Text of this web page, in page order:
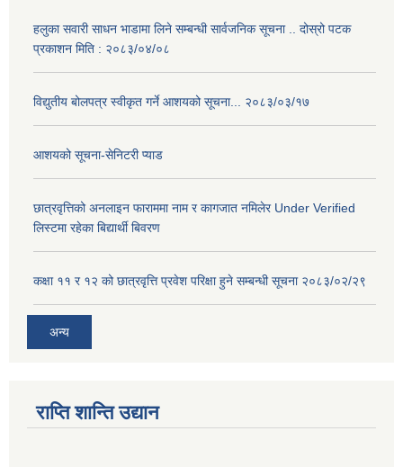
हलुका सवारी साधन भाडामा लिने सम्बन्धी सार्वजनिक सूचना .. दोस्रो पटक
प्रकाशन मिति : २०८३/०४/०८
विद्युतीय बोलपत्र स्वीकृत गर्ने आशयको सूचना... २०८३/०३/१७
आशयको सूचना-सेनिटरी प्याड
छात्रवृत्तिको अनलाइन फाराममा नाम र कागजात नमिलेर Under Verified
लिस्टमा रहेका बिद्यार्थी बिवरण
कक्षा ११ र १२ को छात्रवृत्ति प्रवेश परिक्षा हुने सम्बन्धी सूचना २०८३/०२/२९
अन्य
राप्ति शान्ति उद्यान